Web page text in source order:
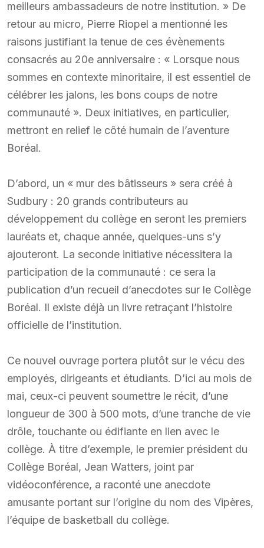
meilleurs ambassadeurs de notre institution. » De
retour au micro, Pierre Riopel a mentionné les
raisons justifiant la tenue de ces évènements
consacrés au 20e anniversaire : « Lorsque nous
sommes en contexte minoritaire, il est essentiel de
célébrer les jalons, les bons coups de notre
communauté ». Deux initiatives, en particulier,
mettront en relief le côté humain de l’aventure
Boréal.
D’abord, un « mur des bâtisseurs » sera créé à
Sudbury : 20 grands contributeurs au
développement du collège en seront les premiers
lauréats et, chaque année, quelques-uns s’y
ajouteront. La seconde initiative nécessitera la
participation de la communauté : ce sera la
publication d’un recueil d’anecdotes sur le Collège
Boréal. Il existe déjà un livre retraçant l’histoire
officielle de l’institution.
Ce nouvel ouvrage portera plutôt sur le vécu des
employés, dirigeants et étudiants. D’ici au mois de
mai, ceux-ci peuvent soumettre le récit, d’une
longueur de 300 à 500 mots, d’une tranche de vie
drôle, touchante ou édifiante en lien avec le
collège. À titre d’exemple, le premier président du
Collège Boréal, Jean Watters, joint par
vidéoconférence, a raconté une anecdote
amusante portant sur l’origine du nom des Vipères,
l’équipe de basketball du collège.